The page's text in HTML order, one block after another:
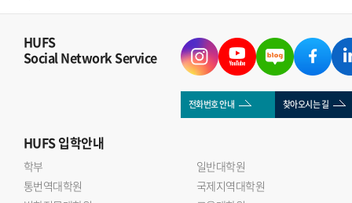
HUFS
Social Network Service
전화번호 안내 찾아오시는 길
HUFS입학안내
학부
일반대학원
통번역대학원
국제지역대학원